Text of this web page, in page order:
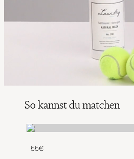
So kannst du matchen
55€